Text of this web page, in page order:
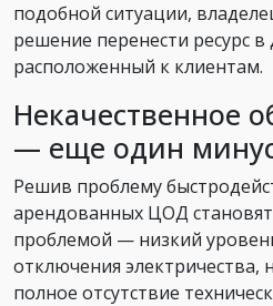
подобной ситуации,
решение перенести ресурс
расположенный к клиентам.
Некачественное
— еще один
Решив проблему
арендованных ЦОД
проблемой — низкий
отключения электричества,
полное отсутствие